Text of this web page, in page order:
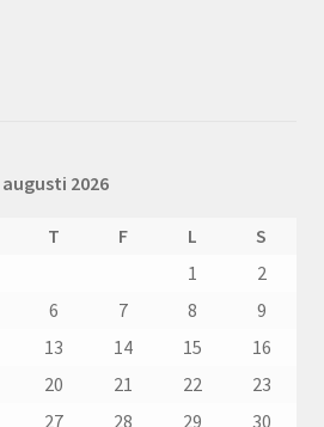
augusti 2026
T F L
S
1
2
6 7 8
9
13 14 15
16
20 21 22
23
27 28 29 30